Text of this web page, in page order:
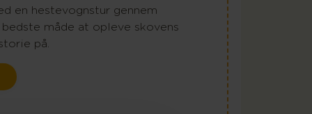
en hestevognstur gennem
bedste måde at opleve skovens
på.